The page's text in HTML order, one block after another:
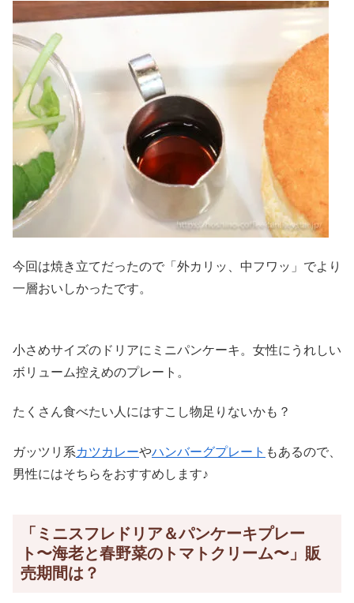
今回は焼き立てだったので「外カリッ、中フワッ」でより
一層おいしかったです。
小さめサイズのドリアにミニパンケーキ。女性にうれしい
ボリューム控えめのプレート。
たくさん食べたい人にはすこし物足りないかも？
ガッツリ系カツカレーやハンバーグプレート もあるので、
男性にはそちらをおすすめします♪
「ミニスフレドリア＆パンケーキプレー
ト〜海老と春野菜のトマトクリーム〜」販
売期間は？